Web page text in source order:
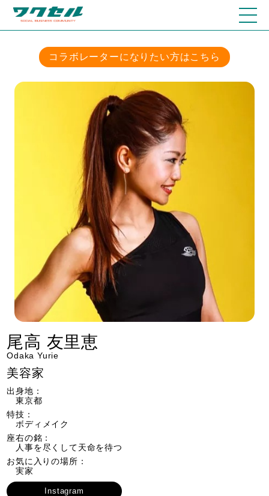
コラボレーターになりたい方はこちら
尾高 友里恵
Odaka Yurie
美容家
出身地：
東京都
特技：
ボディメイク
座右の銘：
人事を尽くして天命を待つ
​お気に入りの場所：
実家
Instagram